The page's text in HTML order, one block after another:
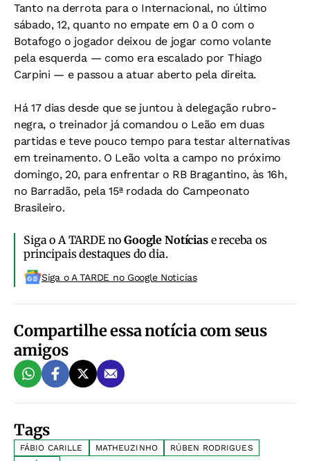
Tanto na derrota para o Internacional, no último
sábado, 12, quanto no empate em 0 a 0 com o
Botafogo o jogador deixou de jogar como volante
pela esquerda — como era escalado por Thiago
Carpini — e passou a atuar aberto pela direita.
Há 17 dias desde que se juntou à delegação rubro-
negra, o treinador já comandou o Leão em duas
partidas e teve pouco tempo para testar alternativas
em treinamento. O Leão volta a campo no próximo
domingo, 20, para enfrentar o RB Bragantino, às 16h,
no Barradão, pela 15ª rodada do Campeonato
Brasileiro.
Siga o A TARDE noGoogle Notíciase receba os
principais destaques do dia.
Siga o A TARDE no Google Noticias
Compartilhe essa notícia com seus
amigos
Tags
FÁBIO CARILLE MATHEUZINHO
RÚBEN RODRIGUES